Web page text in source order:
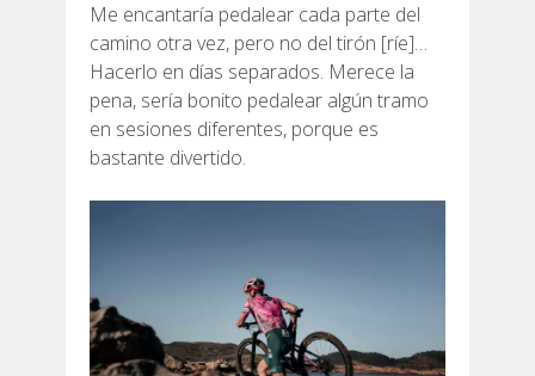
Me encantaría pedalear cada parte del
camino otra vez, pero no del tirón [ríe]…
Hacerlo en días separados. Merece la
pena, sería bonito pedalear algún tramo
en sesiones diferentes, porque es
bastante divertido.